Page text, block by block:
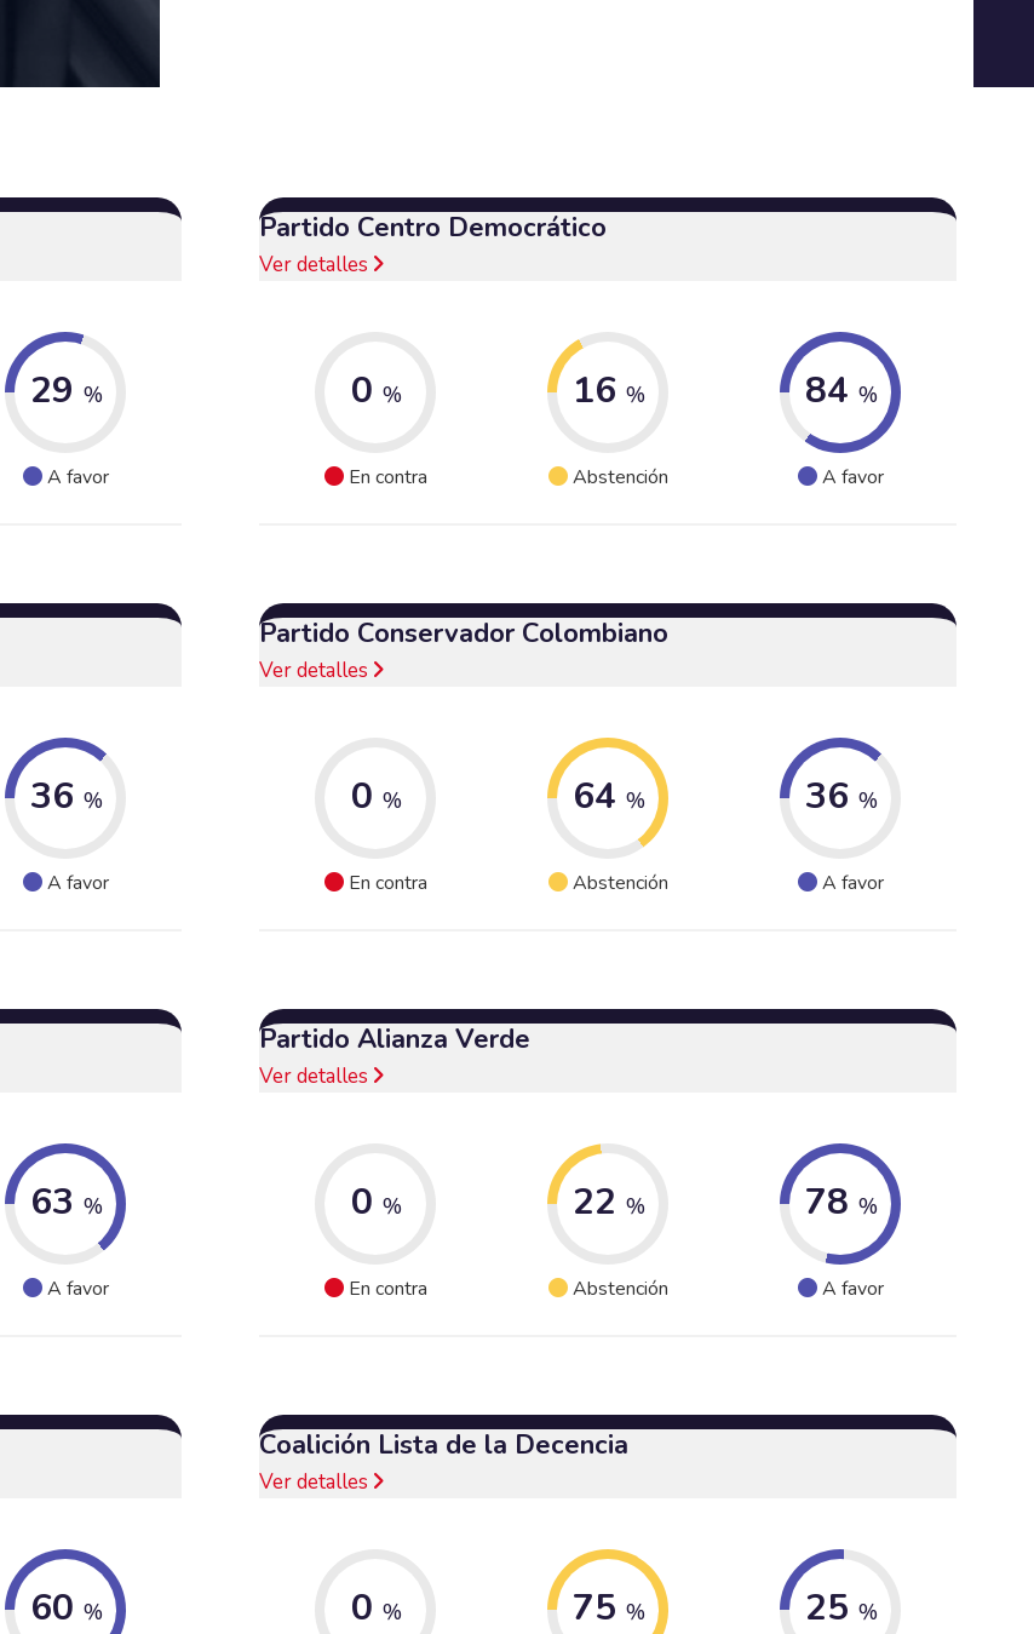
29 %
A favor
Partido Centro Democrático
Ver detalles
0 %
En contra
16 %
Abstención
84 %
A favor
36 %
A favor
Partido Conservador Colombiano
Ver detalles
0 %
En contra
64 %
Abstención
36 %
A favor
63 %
A favor
Partido Alianza Verde
Ver detalles
0 %
En contra
22 %
Abstención
78 %
A favor
60 %
Coalición Lista de la Decencia
Ver detalles
0 % 75 % 25 %